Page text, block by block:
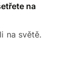
na
na světě.